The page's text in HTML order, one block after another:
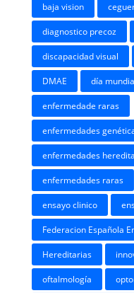
baja vision
diagnostico precoz
discapacidad visual
DMAE día
enfermedade raras
enfermedades
enfermedades
enfermedades raras
ensayo clinico
Federacion Española
Hereditarias
oftalmología